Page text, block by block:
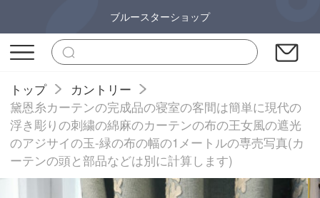
ブルースターショップ
トップ
カントリー
黛恩糸カーテンの完成品の寝室の客間は簡単に現代の
浮き彫りの刺繍の綿麻のカーテンの布の王女風の遮光
のアジサイの玉-緑の布の幅の1メートルの専売写真(カ
ーテンの頭と部品などは別に計算します)